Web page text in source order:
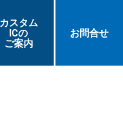
カスタム
ICの
ご案内
お問合せ